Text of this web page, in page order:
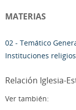
MATERIAS
02 - Temático
Instituciones
Relación Iglesia-
Ver también: